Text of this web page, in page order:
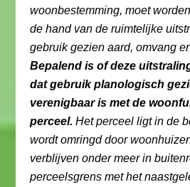
woonbestemming, moet
de hand van de ruimtelijke
gebruik gezien aard, omvang
Bepalend is of deze
dat gebruik planologisch
verenigbaar is met de
perceel. Het perceel ligt in de
wordt omringd door
verblijven onder meer in
perceelsgrens met het